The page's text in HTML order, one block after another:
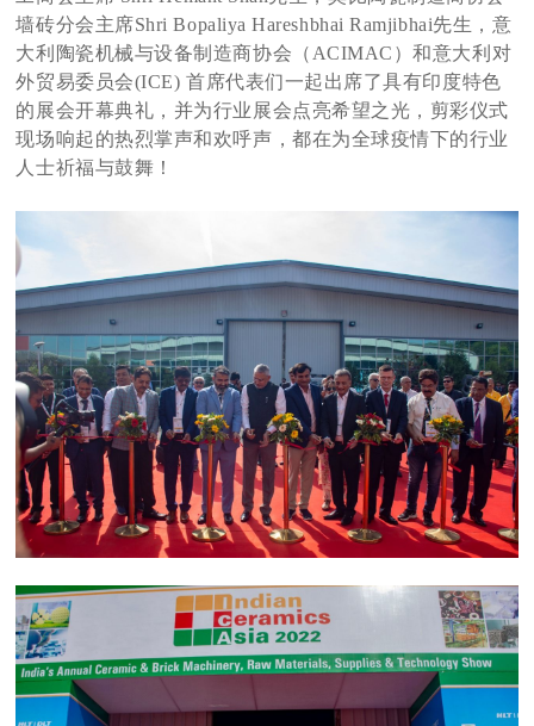
墙砖分会主席Shri Bopaliya Hareshbhai Ramjibhai先生，意
大利陶瓷机械与设备制造商协会（ACIMAC）和意大利对
外贸易委员会(ICE) 首席代表们一起出席了具有印度特色
的展会开幕典礼，并为行业展会点亮希望之光，剪彩仪式
现场响起的热烈掌声和欢呼声，都在为全球疫情下的行业
人士祈福与鼓舞！